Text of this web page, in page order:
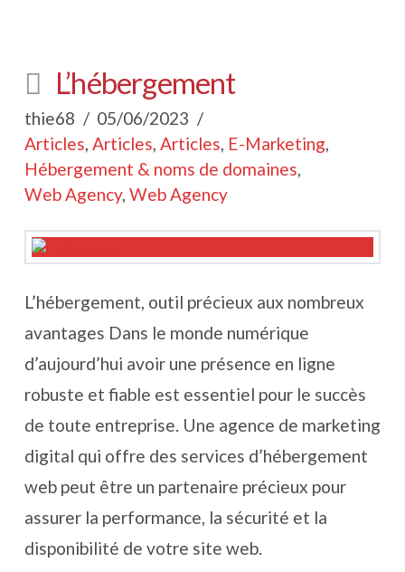
L’hébergement
thie68
05/06/2023
Articles, Articles, Articles, E-Marketing,
Hébergement & noms de domaines,
Web Agency, Web Agency
L’hébergement, outil précieux aux nombreux
avantages Dans le monde numérique
d’aujourd’hui avoir une présence en ligne
robuste et fiable est essentiel pour le succès
de toute entreprise. Une agence de marketing
digital qui offre des services d’hébergement
web peut être un partenaire précieux pour
assurer la performance, la sécurité et la
disponibilité de votre site web.